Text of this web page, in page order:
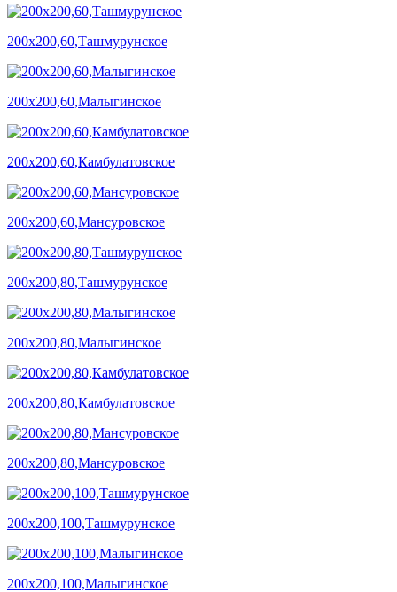
200х200,60,Ташмурунское
200х200,60,Малыгинское
200х200,60,Камбулатовское
200х200,60,Мансуровское
200х200,80,Ташмурунское
200х200,80,Малыгинское
200х200,80,Камбулатовское
200х200,80,Мансуровское
200х200,100,Ташмурунское
200х200,100,Малыгинское